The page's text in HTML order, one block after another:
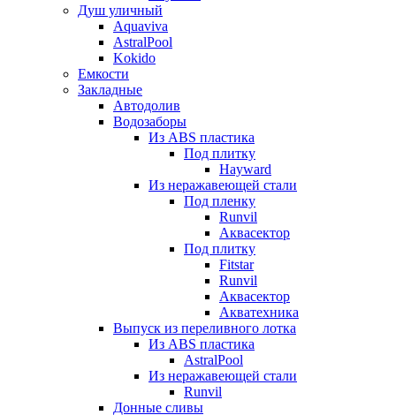
Душ уличный
Aquaviva
AstralPool
Kokido
Емкости
Закладные
Автодолив
Водозаборы
Из ABS пластика
Под плитку
Hayward
Из неражавеющей стали
Под пленку
Runvil
Аквасектор
Под плитку
Fitstar
Runvil
Аквасектор
Акватехника
Выпуск из переливного лотка
Из ABS пластика
AstralPool
Из неражавеющей стали
Runvil
Донные сливы